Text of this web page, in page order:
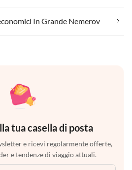
In Grande Nemerov
tua casella di posta
e ricevi regolarmente offerte,
e tendenze di viaggio attuali.